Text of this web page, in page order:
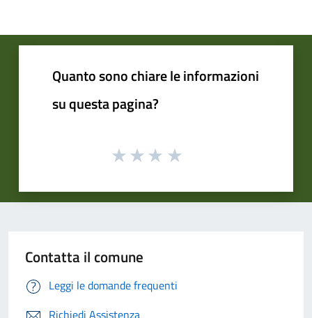
Quanto sono chiare le informazioni
su questa pagina?
Contatta il comune
Leggi le domande frequenti